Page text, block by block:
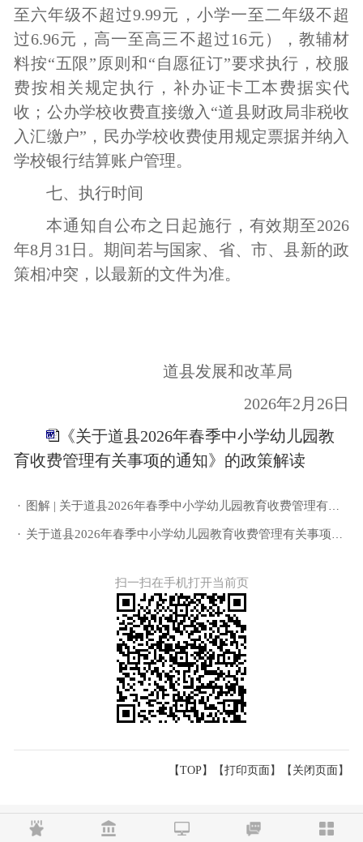
至六年级不超过9.99元，小学一至二年级不超
过6.96元，高一至高三不超过16元），教辅材
料按“五限”原则和“自愿征订”要求执行，校服
费按相关规定执行，补办证卡工本费据实代
收；公办学校收费直接缴入“道县财政局非税收
入汇缴户”，民办学校收费使用规定票据并纳入
学校银行结算账户管理。
七、执行时间
本通知 自公布之日起施行，有效期至2026
年8月31日。期间若与国家、省、市、县新的政
策相冲突，以最新的文件为准。
道县发展和改革局
2026年2月26日
《关于道县2026年春季中小学幼儿园教
育收费管理有关事项的通知》的政策解读
· 图解 | 关于道县2026年春季中小学幼儿园教育收费管理有关事项的通知
· 关于道县2026年春季中小学幼儿园教育收费管理有关事项的通知
扫一扫在手机打开当前页
【TOP】 【打印页面 】【 关闭页面 】